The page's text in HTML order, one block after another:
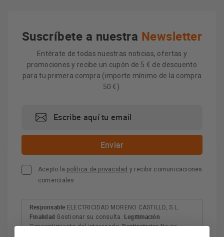
Suscríbete a nuestra Newsletter
Entérate de todas nuestras noticias, ofertas y
promociones y recibe un cupón de 5 € de descuento
para tu primera compra (importe mínimo de la compra
50 €).
Acepto la política de privacidad y recibir comunicaciones
comerciales
Responsable ELECTRICIDAD MORENO CASTILLO, S.L.
Finalidad Gestionar su consulta. Legitimación
Consentimiento del interesado.DestinatariosNo se